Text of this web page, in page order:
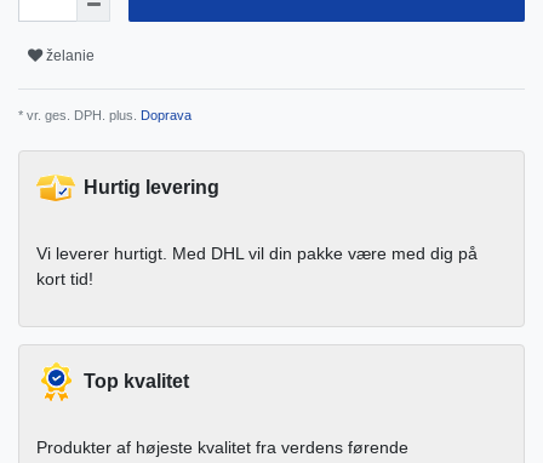
želanie
* vr. ges. DPH. plus. Doprava
Hurtig levering
Vi leverer hurtigt. Med DHL vil din pakke være med dig på
kort tid!
Top kvalitet
Produkter af højeste kvalitet fra verdens førende